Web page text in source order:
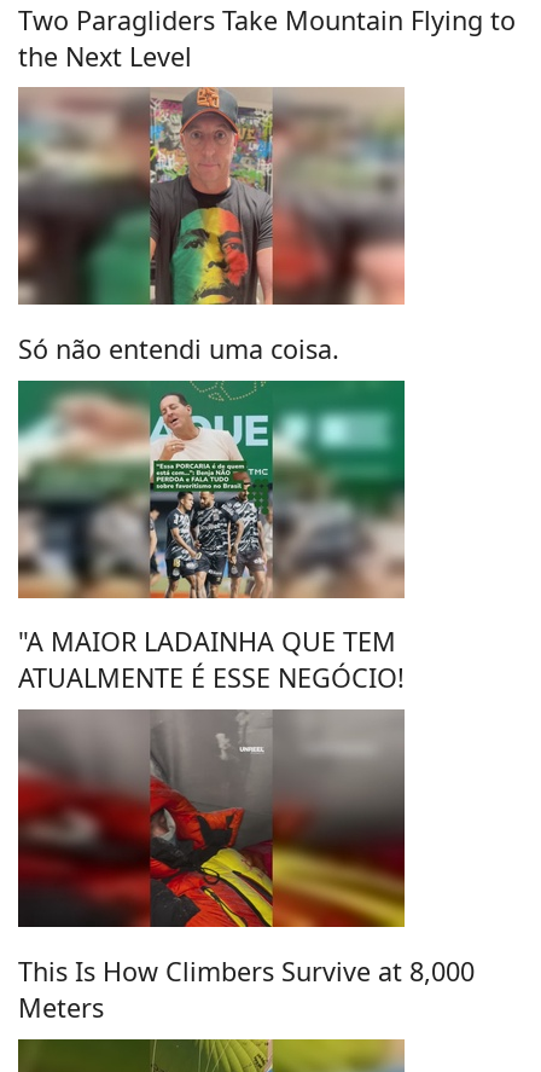
Two Paragliders Take Mountain Flying to
the Next Level
Só não entendi uma coisa.
"A MAIOR LADAINHA QUE TEM
ATUALMENTE É ESSE NEGÓCIO!
This Is How Climbers Survive at 8,000
Meters